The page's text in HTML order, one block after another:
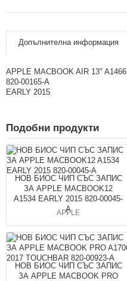
Допълнителна информация
APPLE MACBOOK AIR 13" A1466
820-00165-A
EARLY 2015
Подобни продукти
НОВ БИОС ЧИП СЪС ЗАПИС
ЗА APPLE MACBOOK12
A1534 EARLY 2015 820-00045-
A
APPLE
НОВ БИОС ЧИП СЪС ЗАПИС
ЗА APPLE MACBOOK PRO